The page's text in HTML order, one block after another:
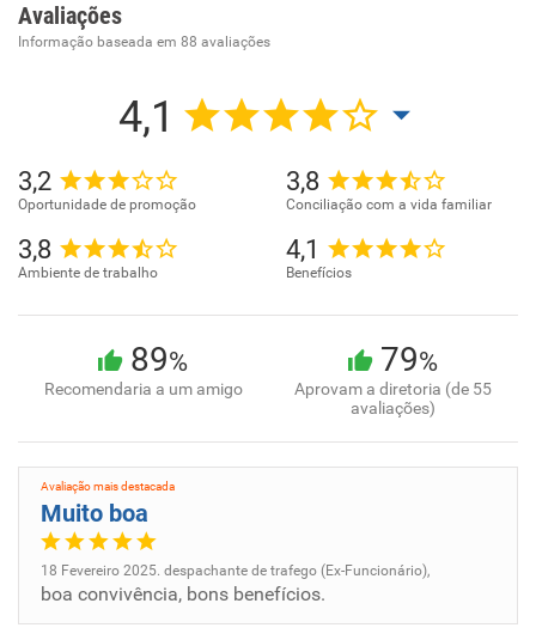
Avaliações
Informação baseada em 88 avaliações
4,1
3,2
Oportunidade de promoção
3,8
Conciliação com a vida familiar
3,8
Ambiente de trabalho
4,1
Benefícios
89%
Recomendaria a um amigo
79%
Aprovam a diretoria (de 55
avaliações)
Avaliação mais destacada
Muito boa
18 Fevereiro 2025. despachante de trafego (Ex-Funcionário),
boa convivência, bons benefícios.